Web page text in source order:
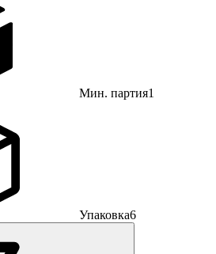
Мин. партия1
Упаковка6